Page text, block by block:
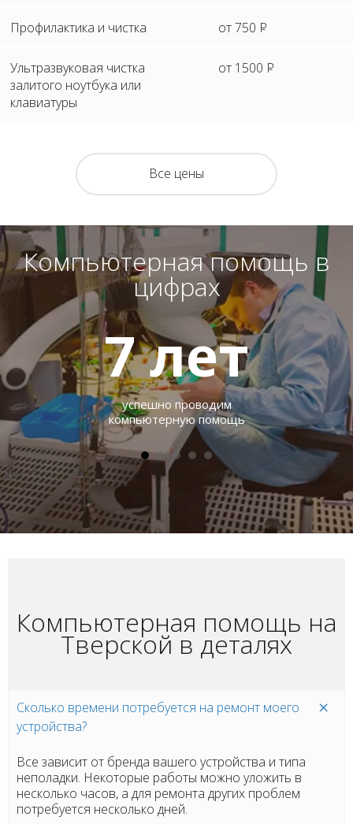
Профилактика и чистка от 750 Р
Ультразвуковая чистка
залитого ноутбука или
клавиатуры
от 1500 Р
Все цены
Компьютерная помощь в
цифрах
7лет
успешно проводим
компьютерную помощь
Компьютерная помощь на
Тверской в деталях
Сколько времени потребуется на ремонт моего
устройства?
Все зависит от бренда вашего устройства и типа
неполадки. Некоторые работы можно уложить в
несколько часов, а для ремонта других проблем
потребуется несколько дней.